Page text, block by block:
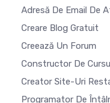
Adresă De Email De
Creare Blog Gratuit
Creează Un Forum
Constructor De
Creator Site-Uri
Programator De